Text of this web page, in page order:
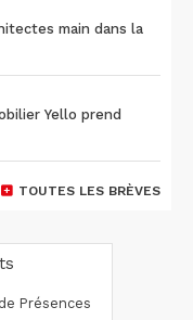
main dans la
Yello prend
TOUTES LES BRÈVES
Présences